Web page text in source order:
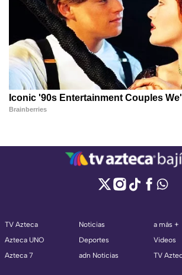
TV Azteca
Azteca UNO
Azteca 7
Noticias
Deportes
adn Noticias
a más +
Videos
TV